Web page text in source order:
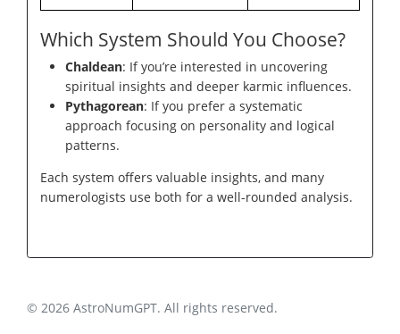
Which System Should You Choose?
Chaldean: If you’re interested in uncovering
spiritual insights and deeper karmic influences.
Pythagorean: If you prefer a systematic
approach focusing on personality and logical
patterns.
Each system offers valuable insights, and many
numerologists use both for a well-rounded analysis.
© 2026 AstroNumGPT. All rights reserved.